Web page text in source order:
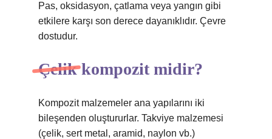
Pas, oksidasyon, çatlama veya yangın gibi
etkilere karşı son derece dayanıklıdır. Çevre
dostudur.
Çelik kompozit midir?
Kompozit malzemeler ana yapılarını iki
bileşenden oluştururlar. Takviye malzemesi
(çelik, sert metal, aramid, naylon vb.)